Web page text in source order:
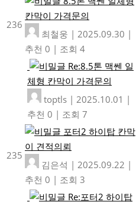
236
칸막이 가격문의
최철웅 | 2025.09.30 |
추천 0 | 조회 4
Re:8.5톤 맥쎈 일
체형 칸막이 가격문의
toptls | 2025.10.01 |
추천 0 | 조회 7
235
포터2 하이탑 칸막
이 견적의뢰
김은석 | 2025.09.22 |
추천 0 | 조회 3
Re:포터2 하이탑